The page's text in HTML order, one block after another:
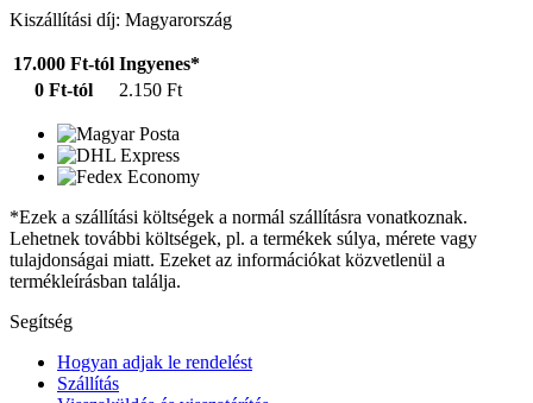
Kiszállítási díj: Magyarország
17.000 Ft-tól Ingyenes*
0 Ft-tól
2.150 Ft
*Ezek a szállítási költségek a normál szállításra vonatkoznak.
Lehetnek további költségek, pl. a termékek súlya, mérete vagy
tulajdonságai miatt. Ezeket az információkat közvetlenül a
termékleírásban találja.
Segítség
Hogyan adjak le rendelést
Szállítás